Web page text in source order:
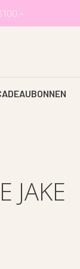
JAKE